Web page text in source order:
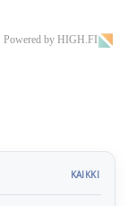
Powered by HIGH.FI
KAIKKI